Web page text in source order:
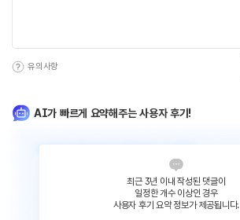
유의사항
AI가 빠르게 요약해주는 사용자 후기!
최근 3년 이내 작성된 댓글이
일정한 개수 이상인 경우
사용자 후기 요약 정보가 제공됩니다.